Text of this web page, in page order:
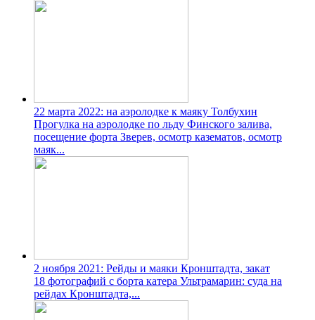
22 марта 2022: на аэролодке к маяку Толбухин
Прогулка на аэролодке по льду Финского залива,
посещение форта Зверев, осмотр казематов, осмотр
маяк...
2 ноября 2021: Рейды и маяки Кронштадта, закат
18 фотографий с борта катера Ультрамарин: суда на
рейдах Кронштадта,...